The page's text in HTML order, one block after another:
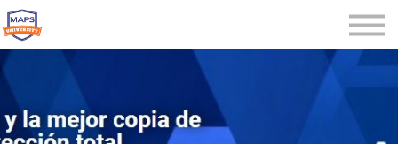
Seminarios
Webinars
Iniciar sesión